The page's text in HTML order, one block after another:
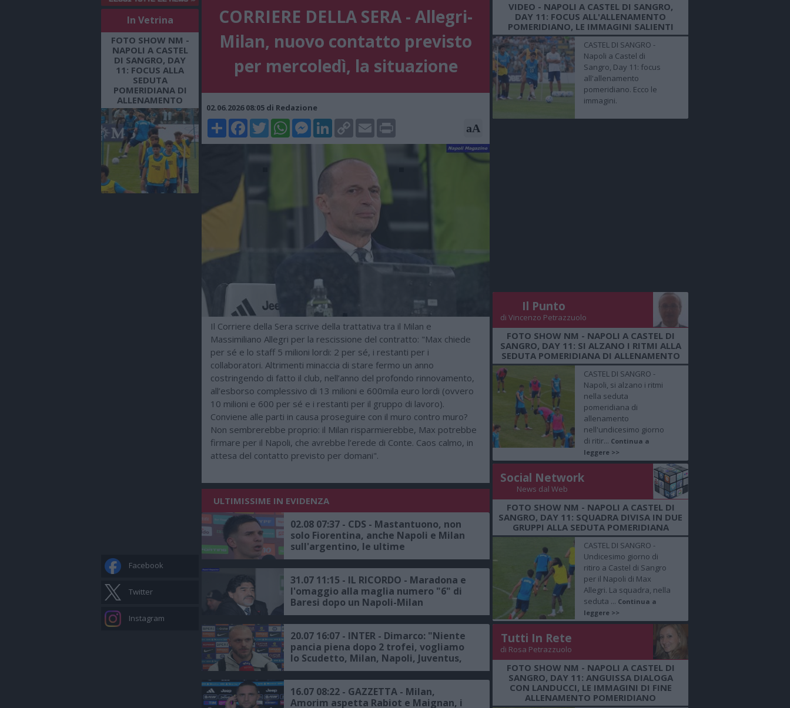
In Vetrina
FOTO SHOW NM -
NAPOLI A CASTEL
DI SANGRO, DAY
11: FOCUS ALLA
SEDUTA
POMERIDIANA DI
ALLENAMENTO
Facebook
Twitter
Instagram
CORRIERE DELLA SERA - Allegri-
Milan, nuovo contatto previsto
per mercoledì, la situazione
02.06.2026 08:05 di Redazione
ShareFacebookTwitterWhatsAppMessenger
LinkedIn
Copy
Link
Email Print aA
Il Corriere della Sera scrive della trattativa tra il Milan e
Massimiliano Allegri per la rescissione del contratto: "Max chiede
per sé e lo staff 5 milioni lordi: 2 per sé, i restanti per i
collaboratori. Altrimenti minaccia di stare fermo un anno
costringendo di fatto il club, nell’anno del profondo rinnovamento,
all’esborso complessivo di 13 milioni e 600mila euro lordi (ovvero
10 milioni e 600 per sé e i restanti per il gruppo di lavoro).
Conviene alle parti in causa proseguire con il muro contro muro?
Non sembrerebbe proprio: il Milan risparmierebbe, Max potrebbe
firmare per il Napoli, che avrebbe l’erede di Conte. Caos calmo, in
attesa del contatto previsto per domani".
ULTIMISSIME IN EVIDENZA
02.08 07:37 - CDS - Mastantuono, non
solo Fiorentina, anche Napoli e Milan
sull'argentino, le ultime
31.07 11:15 - IL RICORDO - Maradona e
l'omaggio alla maglia numero "6" di
Baresi dopo un Napoli-Milan
20.07 16:07 - INTER - Dimarco: "Niente
pancia piena dopo 2 trofei, vogliamo
lo Scudetto, Milan, Napoli, Juventus,
Roma e Atalanta le principali rivali"
16.07 08:22 - GAZZETTA - Milan,
Amorim aspetta Rabiot e Maignan, i
VIDEO - NAPOLI A CASTEL DI SANGRO,
DAY 11: FOCUS ALL'ALLENAMENTO
POMERIDIANO, LE IMMAGINI SALIENTI
CASTEL DI SANGRO -
Napoli a Castel di
Sangro, Day 11: focus
all'allenamento
pomeridiano. Ecco le
immagini.
Il Punto
di Vincenzo Petrazzuolo
FOTO SHOW NM - NAPOLI A CASTEL DI
SANGRO, DAY 11: SI ALZANO I RITMI ALLA
SEDUTA POMERIDIANA DI ALLENAMENTO
CASTEL DI SANGRO -
Napoli, si alzano i ritmi
nella seduta
pomeridiana di
allenamento
nell'undicesimo giorno
di ritir... Continua a
leggere >>
Social Network
News dal Web
FOTO SHOW NM - NAPOLI A CASTEL DI
SANGRO, DAY 11: SQUADRA DIVISA IN DUE
GRUPPI ALLA SEDUTA POMERIDIANA
CASTEL DI SANGRO -
Undicesimo giorno di
ritiro a Castel di Sangro
per il Napoli di Max
Allegri. La squadra, nella
seduta ... Continua a
leggere >>
Tutti In Rete
di Rosa Petrazzuolo
FOTO SHOW NM - NAPOLI A CASTEL DI
SANGRO, DAY 11: ANGUISSA DIALOGA
CON LANDUCCI, LE IMMAGINI DI FINE
ALLENAMENTO POMERIDIANO